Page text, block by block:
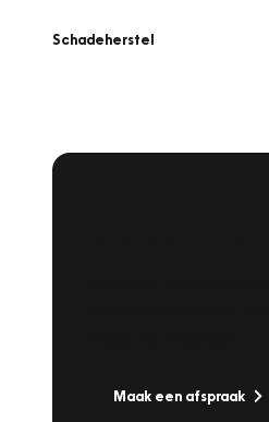
Schadeherstel
Maak een afspraak